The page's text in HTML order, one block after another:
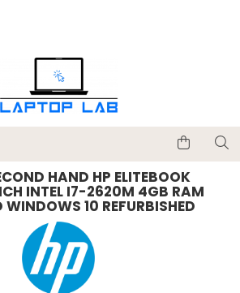
HAND HP ELITEBOOK
INTEL I7-2620M 4GB RAM
10 REFURBISHED